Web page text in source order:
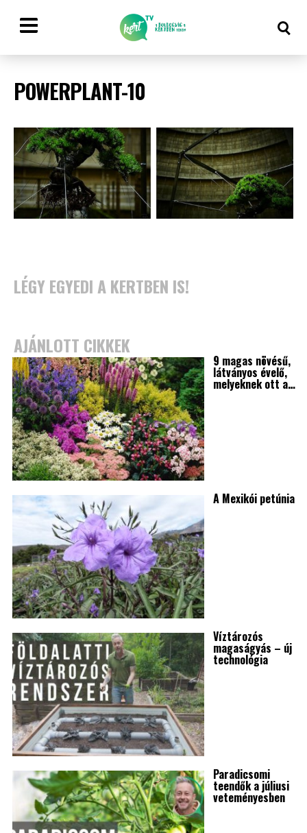
POWERPLANT-10
LÉGY EGYEDI A KERTBEN IS!
AJÁNLOTT CIKKEK
9 magas növésű,
látványos évelő,
melyeknek ott a…
A Mexikói petúnia
Víztározós
magaságyás – új
technológia
Paradicsomi
teendők a júliusi
veteményesben